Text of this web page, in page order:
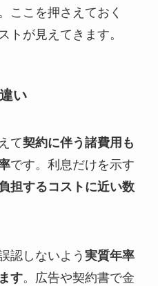
ここを押さえておく
トが見えてきます。
い
て契約に伴う諸費用も
です。利息だけを示す
担するコストに近い数
認しないよう 実質年率
す。広告や契約書で金